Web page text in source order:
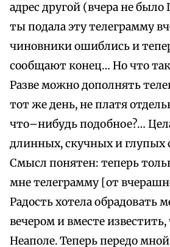
адрес другой (вчера не было
ты подала эту телеграмму
чиновники ошиблись и
сообщают конец… Но что
Разве можно дополнять
тот же день, не платя
что–нибудь подобное?…
длинных, скучных и глупых
Смысл понятен: теперь
мне телеграмму [от
Радость хотела обрадовать
вечером и вместе
Неаполе. Теперь передо